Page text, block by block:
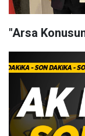
"Arsa